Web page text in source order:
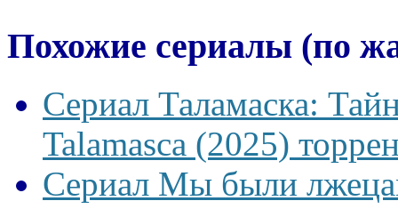
Похожие сериалы (по
Сериал Таламаска:
Talamasca (2025)
Сериал Мы были